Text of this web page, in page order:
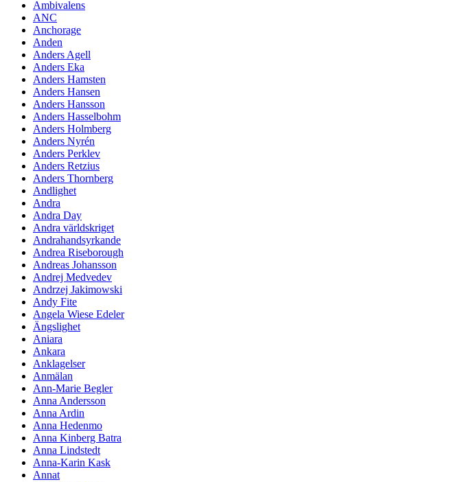
Ambivalens
ANC
Anchorage
Anden
Anders Agell
Anders Eka
Anders Hamsten
Anders Hansen
Anders Hansson
Anders Hasselbohm
Anders Holmberg
Anders Nyrén
Anders Perklev
Anders Retzius
Anders Thornberg
Andlighet
Andra
Andra Day
Andra världskriget
Andrahandsyrkande
Andrea Riseborough
Andreas Johansson
Andrej Medvedev
Andrzej Jakimowski
Andy Fite
Angela Wiese Edeler
Ängslighet
Aniara
Ankara
Anklagelser
Anmälan
Ann-Marie Begler
Anna Andersson
Anna Ardin
Anna Hedenmo
Anna Kinberg Batra
Anna Lindstedt
Anna-Karin Kask
Annat